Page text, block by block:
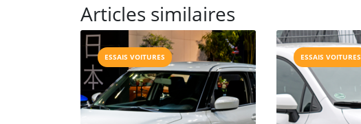
Articles similaires
ESSAIS VOITURES ESSAIS VOITURES